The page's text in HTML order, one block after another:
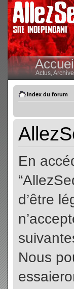
Actus,
Index du forum
En
d’être
Nous